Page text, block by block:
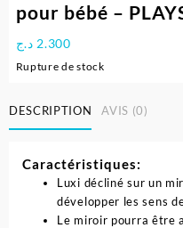
pour bébé –
2.300 د.ج
Rupture de stock
DESCRIPTION AVIS (0)
Caractéristiques:
Luxi décliné sur un
développer les sens
Le miroir pourra être